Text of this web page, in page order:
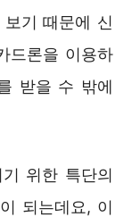
기 때문에 신
드론을 이용하
받을 수 밖에
위한 특단의
되는데요, 이